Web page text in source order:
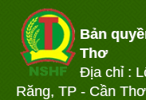
Bản
Thơ
Địa chỉ :
Răng, TP - Cần Thơ